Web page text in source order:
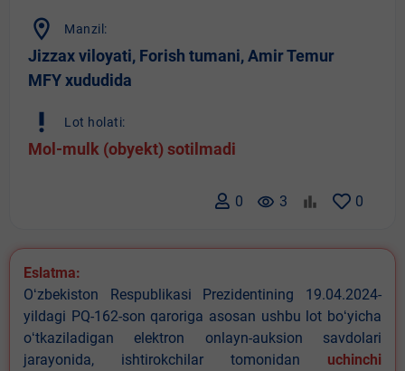
location_on Manzil:
Jizzax viloyati, Forish tumani, Amir Temur
MFY xududida
priority_high Lot holati:
Mol-mulk (obyekt) sotilmadi
0
remove_red_eye 3
0
Eslatma:
Oʻzbekiston Respublikasi Prezidentining 19.04.2024-
yildagi PQ-162-son qaroriga asosan ushbu lot boʻyicha
oʻtkaziladigan elektron onlayn-auksion savdolari
jarayonida, ishtirokchilar tomonidan uchinchi